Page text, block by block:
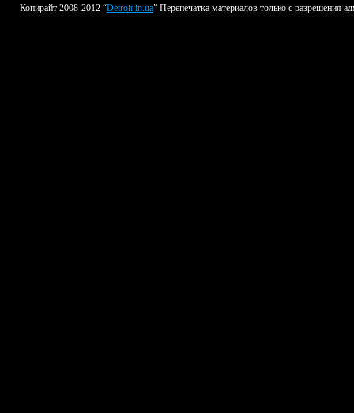
Копирайт 2008-2012 “Detroit.in.ua” Перепечатка материалов только с разрешения